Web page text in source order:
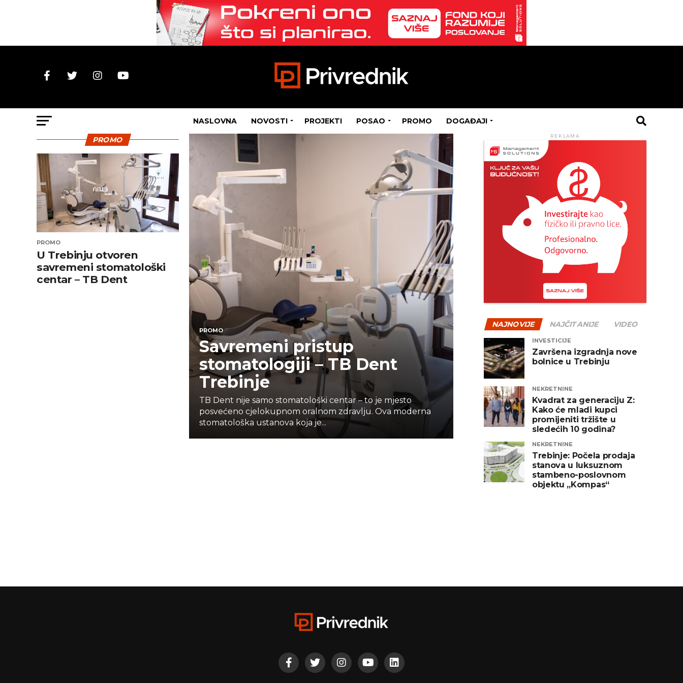
NASLOVNA NOVOSTI PROJEKTI POSAO PROMO DOGAĐAJI
PROMO
Savremeni pristup
stomatologiji – TB Dent
Trebinje
TB Dent nije samo stomatološki centar – to je mjesto
posvećeno cjelokupnom oralnom zdravlju. Ova moderna
stomatološka ustanova koja je...
PROMO
PROMO
U Trebinju otvoren
savremeni stomatološki
centar – TB Dent
REKLAMA
NAJNOVIJE NAJČITANIJE VIDEO
INVESTICIJE
Završena izgradnja nove
bolnice u Trebinju
NEKRETNINE
Kvadrat za generaciju Z:
Kako će mladi kupci
promijeniti tržište u
sledećih 10 godina?
NEKRETNINE
Trebinje: Počela prodaja
stanova u luksuznom
stambeno-poslovnom
objektu „Kompas“